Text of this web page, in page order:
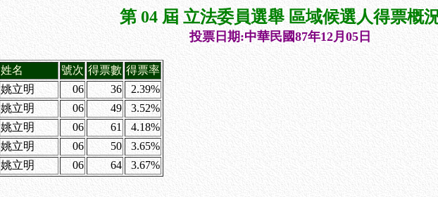
第 04 屆 立法委員選舉 區域候選人得票概
投票日期:中華民國87年12月05日
姓名 號次 得票數 得票率
姚立明 06 36
2.39%
姚立明 06 49
3.52%
姚立明 06 61
4.18%
姚立明 06 50
3.65%
姚立明 06 64 3.67%